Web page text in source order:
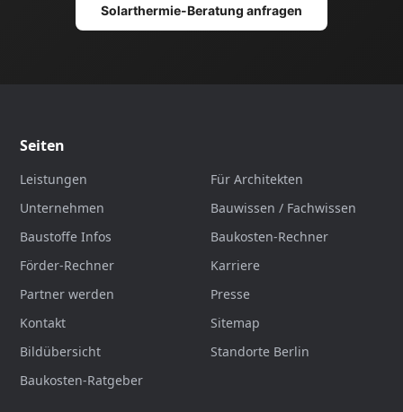
Solarthermie-Beratung anfragen
Seiten
Leistungen
Für Architekten
Unternehmen
Bauwissen / Fachwissen
Baustoffe Infos
Baukosten-Rechner
Förder-Rechner
Karriere
Partner werden
Presse
Kontakt
Sitemap
Bildübersicht
Standorte Berlin
Baukosten-Ratgeber